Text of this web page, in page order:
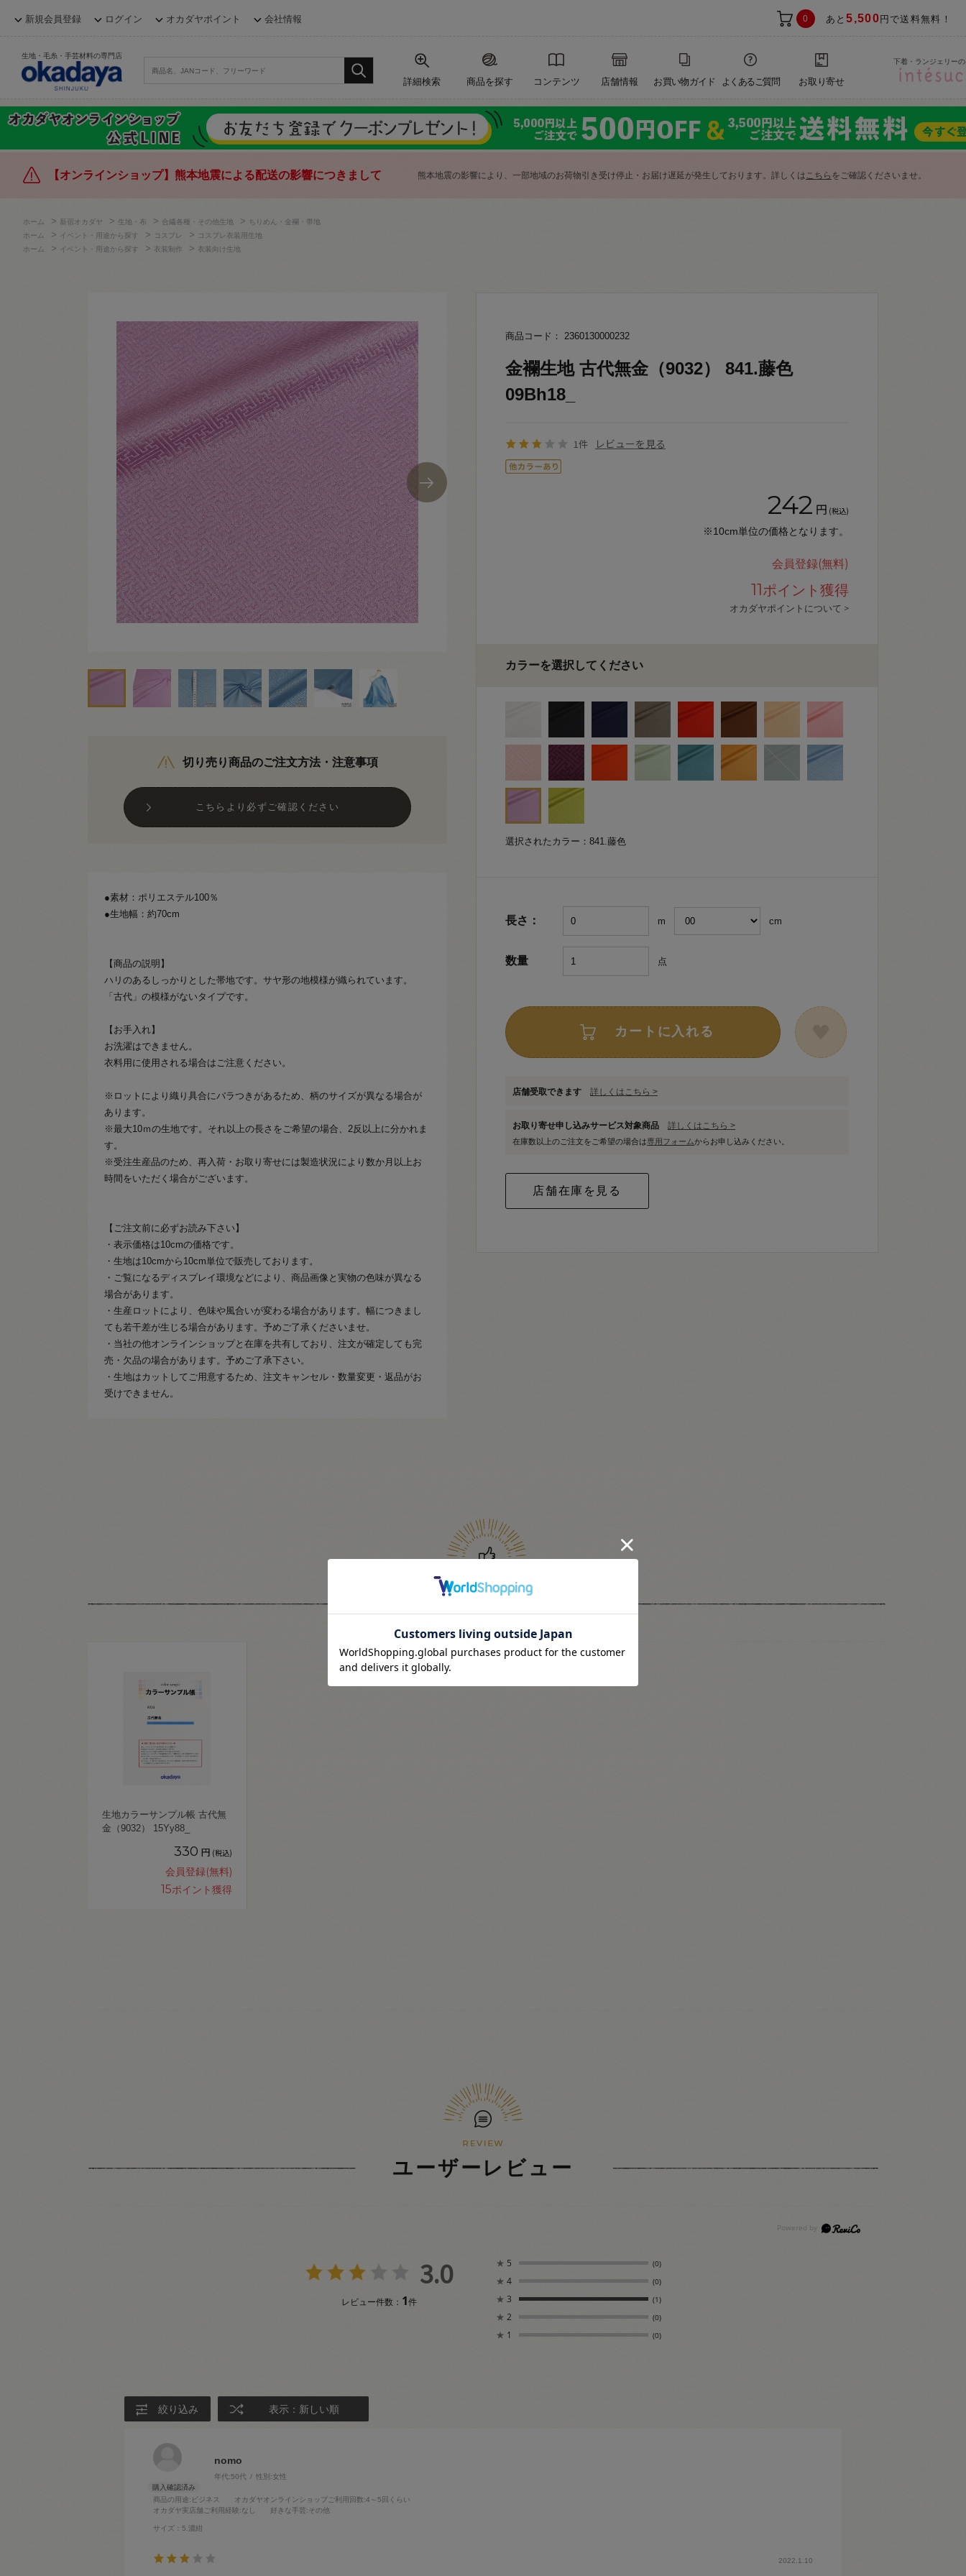
新規会員登録 ログイン オカダヤポイント 会社情報 0 あと5,500 円で送料無料！
生地・毛糸・手芸材料の専門店
詳細検索 商品を探す コンテンツ 店舗情報 お買い物ガイド よくあるご質問 お取り寄せ
下着・ランジェリー
【オンラインショップ】熊本地震による配送の影響につきまして 熊本地震の影響により、一部地域のお荷物引き受け停止・お届け遅延が発生しております。詳しくはこちら をご確認くださいませ。
ホーム > 新宿オカダヤ > 生地・布 > 合繊各種・その他生地 >
ちりめん・金襴・帯地
ホーム
> イベント・用途から探す > コスプレ >
コスプレ衣装用生地
ホーム
> イベント・用途から探す > 衣装制作 > 衣装向け生地
切り売り商品のご注文方法・注意事項
こちらより必ずご確認ください
●素材：ポリエステル100％
●生地幅：約70cm
【商品の説明】
ハリのあるしっかりとした帯地です。サヤ形の地模様が織られています。
「古代」の模様がないタイプです。
【お手入れ】
お洗濯はできません。
衣料用に使用される場合はご注意ください。
※ロットにより織り具合にバラつきがあるため、柄のサイズが異なる場合が
あります。
※最大10ｍの生地です。それ以上の長さをご希望の場合、2反以上に分かれま
す。
※受注生産品のため、再入荷・お取り寄せには製造状況により数か月以上お
時間をいただく場合がございます。
【ご注文前に必ずお読み下さい】
・表示価格は10cmの価格です。
・生地は10cmから10cm単位で販売しております。
・ご覧になるディスプレイ環境などにより、商品画像と実物の色味が異なる
場合があります。
・生産ロットにより、色味や風合いが変わる場合があります。幅につきまし
ても若干差が生じる場合があります。予めご了承くださいませ。
・当社の他オンラインショップと在庫を共有しており、注文が確定しても完
売・欠品の場合があります。予めご了承下さい。
・生地はカットしてご用意するため、注文キャンセル・数量変更・返品がお
受けできません。
商品コード： 2360130000232
金襴生地 古代無金（9032） 841.藤色
09Bh18_
1件 レビューを見る
242 円 (税込)
※10cm単位の価格となります。
会員登録(無料)
11ポイント獲得
オカダヤポイントについて >
カラーを選択してください
選択されたカラー：841.藤色
長さ： m cm
数量 点
カートに入れる
店舗受取できます 詳しくはこちら >
お取り寄せ申し込みサービス対象商品 詳しくはこちら >
在庫数以上のご注文をご希望の場合は専用フォームからお申し込みください。
関連商品
生地カラーサンプル帳 古代無
金（9032） 15Yy88_
330 円 (税込)
会員登録(無料)
15ポイント獲得
ユーザーレビュー
3.0
レビュー件数： 1件
★ 5 (0)
★ 4 (0)
★ 3 (1)
★ 2 (0)
★ 1 (0)
絞り込み 表示：新しい順
nomo
年代:50代 性別:女性
商品の用途:ビジネス オカダヤオンラインショップご利用回数:4～5回くらい
オカダヤ実店舗ご利用経験:なし 好きな手芸:その他
サイズ：5.濃紺
2022.1.10